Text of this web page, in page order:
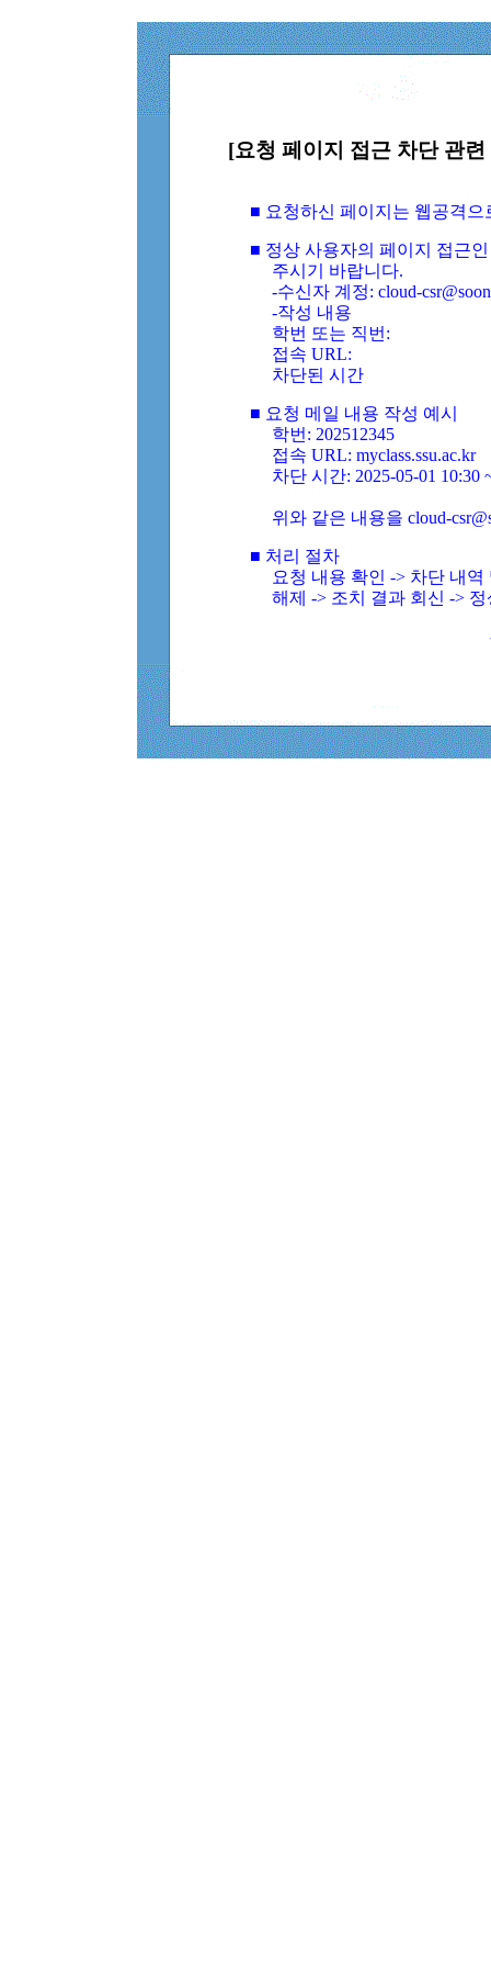
[요청 페이지 접근 차단 관
■ 요청하신 페이지는 웹공격
■ 정상 사용자의 페이지 접근
주시기 바랍니다.
-수신자 계정: cloud-
-작성 내용
학번 또는 직번:
접속 URL:
차단된 시간
■ 요청 메일 내용 작성 예시
학번: 202512345
접속 URL: myclass.ssu.ac.kr
차단 시간: 2025-05-01 10:30
위와 같은 내용을 cloud-
■ 처리 절차
요청 내용 확인 -> 차단 내
해제 -> 조치 결과 회신 ->